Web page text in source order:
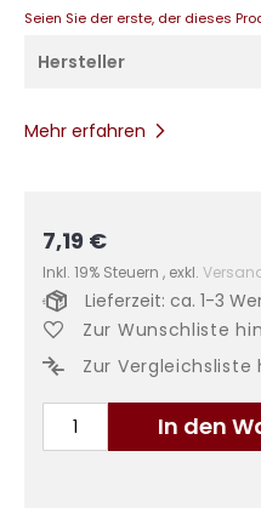
Seien Sie der erste, der dieses
Hersteller
Mehr erfahren
7,19 €
Inkl. 19% Steuern , exkl.
In den
Lieferzeit: ca. 1-3
Zur Wunschliste
Zur Vergleichsliste